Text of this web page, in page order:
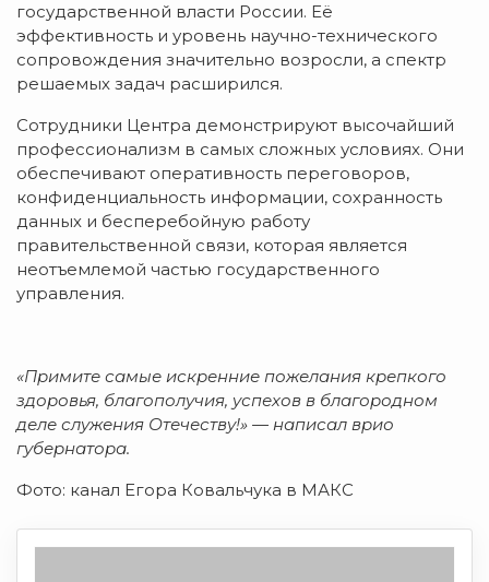
государственной власти России. Её
эффективность и уровень научно-технического
сопровождения значительно возросли, а спектр
решаемых задач расширился.
Сотрудники Центра демонстрируют высочайший
профессионализм в самых сложных условиях. Они
обеспечивают оперативность переговоров,
конфиденциальность информации, сохранность
данных и бесперебойную работу
правительственной связи, которая является
неотъемлемой частью государственного
управления.
«Примите самые искренние пожелания крепкого
здоровья, благополучия, успехов в благородном
деле служения Отечеству!» — написал врио
губернатора.
Фото: канал Егора Ковальчука в МАКС